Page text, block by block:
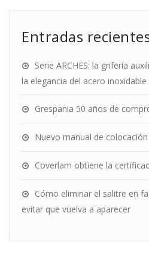
Entradas
Serie ARCHES: la grifería
la elegancia del acero
Grespania 50 años de
Nuevo manual de colocación
Coverlam obtiene la
Cómo eliminar el salitre en
evitar que vuelva a aparecer